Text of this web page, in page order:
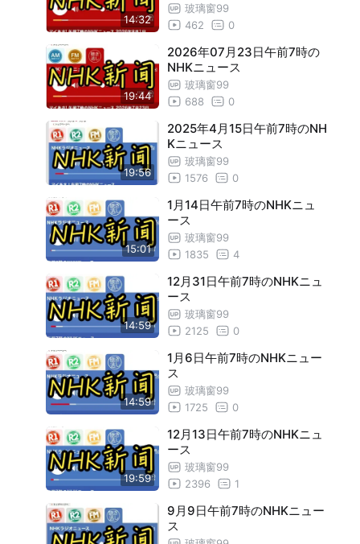
5月29日午前7時のNHKニュース
5月30日午前7時のNHKニュース 19:54
5月31日午前7時のNHKニュース
6月3日午前7時のNHKニュース
6月4日午前7時のNHKニュース 17:39
6月5日午前7時のNHKニュース
6月6日午前7時のNHKニュース
6月7日午前7時のNHKニュース
6月11日午前7時のNHKニュース
6月12日午前7時のNHKニュース
6月13日午前7時のNHKニュース
6月14日午前7時のNHKニュース
6月17日午前7時のNHKニュース 19:02
6月18日午前7時のNHKニュース
6月19日午前7時のNHKニュース
6月20日午前7時のNHKニュース 19:36
6月21日午前7時のNHKニュース
6月25日午前7時のNHKニュース
14:32
玻璃窗99
462
0
19:44
2026年07月23日午前7時の
NHKニュース
玻璃窗99
688
0
19:56
2025年4月15日午前7時のNH
Kニュース
玻璃窗99
1576
0
15:01
1月14日午前7時のNHKニュ
ース
玻璃窗99
1835
4
14:59
12月31日午前7時のNHKニュ
ース
玻璃窗99
2125
0
14:59
1月6日午前7時のNHKニュー
ス
玻璃窗99
1725
0
19:59
12月13日午前7時のNHKニュ
ース
玻璃窗99
2396
1
9月9日午前7時のNHKニュー
ス